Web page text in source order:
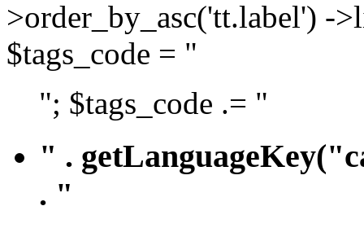
>order_by_asc('tt.label') -
$tags_code = "
"; $tags_code .= "
" .
. "